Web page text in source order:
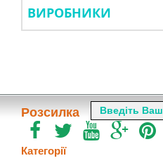
ВИРОБНИКИ
Розсилка
Категорії